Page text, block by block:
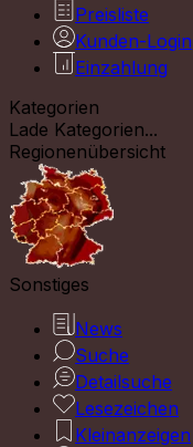
Preisliste
Kunden-Login
Einzahlung
Kategorien
Lade Kategorien...
Regionenübersicht
Sonstiges
News
Suche
Detailsuche
Lesezeichen
Kleinanzeigen